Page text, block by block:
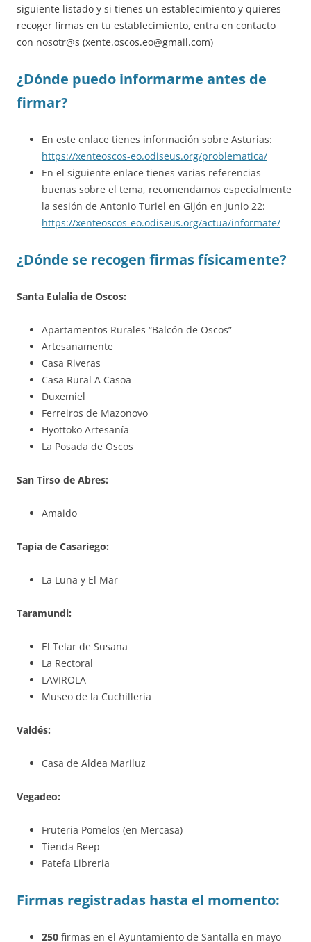
siguiente listado y si tienes un establecimiento y quieres
recoger firmas en tu establecimiento, entra en contacto
con nosotr@s (xente.oscos.eo@gmail.com)
¿Dónde puedo informarme antes de
firmar?
En este enlace tienes información sobre Asturias:
https://xenteoscos-eo.odiseus.org/problematica/
En el siguiente enlace tienes varias referencias
buenas sobre el tema, recomendamos especialmente
la sesión de Antonio Turiel en Gijón en Junio 22:
https://xenteoscos-eo.odiseus.org/actua/informate/
¿Dónde se recogen firmas físicamente?
Santa Eulalia de Oscos:
Apartamentos Rurales “Balcón de Oscos”
Artesanamente
Casa Riveras
Casa Rural A Casoa
Duxemiel
Ferreiros de Mazonovo
Hyottoko Artesanía
La Posada de Oscos
San Tirso de Abres:
Amaido
Tapia de Casariego:
La Luna y El Mar
Taramundi:
El Telar de Susana
La Rectoral
LAVIROLA
Museo de la Cuchillería
Valdés:
Casa de Aldea Mariluz
Vegadeo:
Fruteria Pomelos (en Mercasa)
Tienda Beep
Patefa Libreria
Firmas registradas hasta el momento:
250 firmas en el Ayuntamiento de Santalla en mayo